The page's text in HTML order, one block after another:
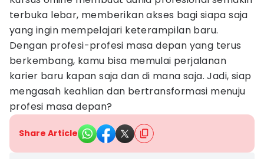
terbuka lebar, memberikan akses bagi siapa saja
yang ingin mempelajari keterampilan baru.
Dengan profesi-profesi masa depan yang terus
berkembang, kamu bisa memulai perjalanan
karier baru kapan saja dan di mana saja. Jadi, siap
mengasah keahlian dan bertransformasi menuju
profesi masa depan?
Share Article